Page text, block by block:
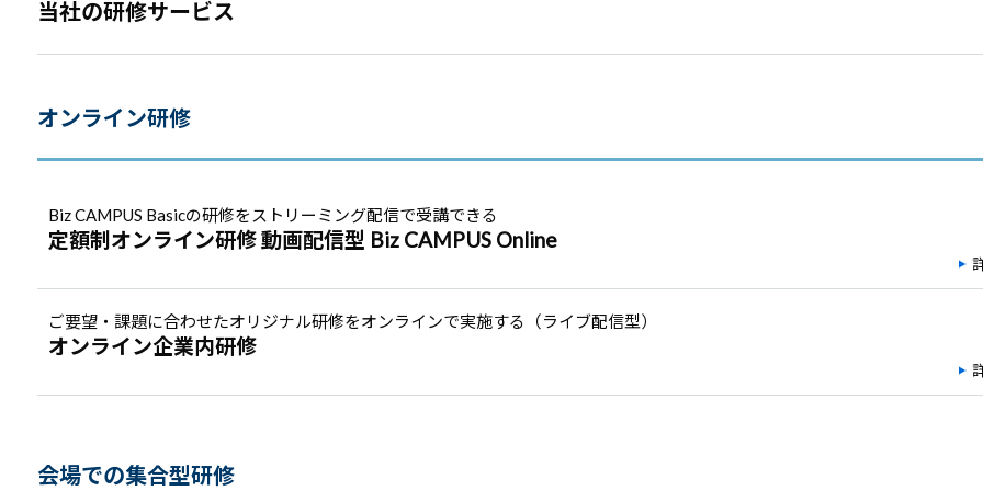
当社の研修サービス
オンライン研修
Biz CAMPUS Basicの研修をストリーミング配信で受講できる
定額制オンライン研修 動画配信型 Biz CAMPUS Online
ご要望・課題に合わせたオリジナル研修をオンラインで実施する（ライブ配信型）
オンライン企業内研修
会場での集合型研修